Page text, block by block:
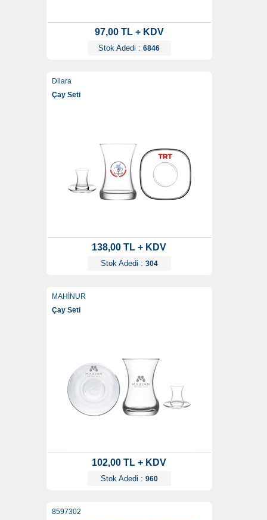
97,00 TL + KDV
Stok Adedi : 6846
Dilara
Çay Seti
138,00 TL + KDV
Stok Adedi : 304
MAHİNUR
Çay Seti
102,00 TL + KDV
Stok Adedi : 960
8597302